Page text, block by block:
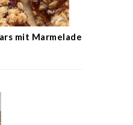
mit Marmelade